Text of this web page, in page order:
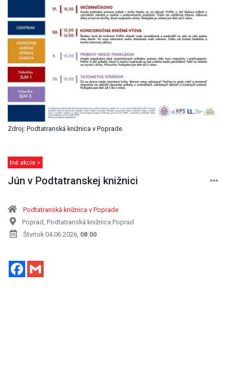
Zdroj: Podtatranská knižnica v Poprade
Iné akcie >
Jún v Podtatranskej knižnici
Podtatranská knižnica v Poprade
Poprad, Podtatranská knižnica Poprad
Štvrtok 04.06.2026, 08:00
Facebook